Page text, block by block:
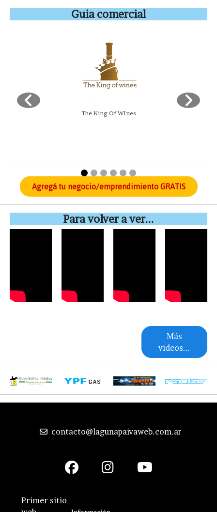
Guia comercial
The King Of WInes
Agregá tu negocio/emprendimiento GRATIS
Para volver a ver...
Más
videos...
contacto@lagunapaivaweb.com.ar
Primer sitio